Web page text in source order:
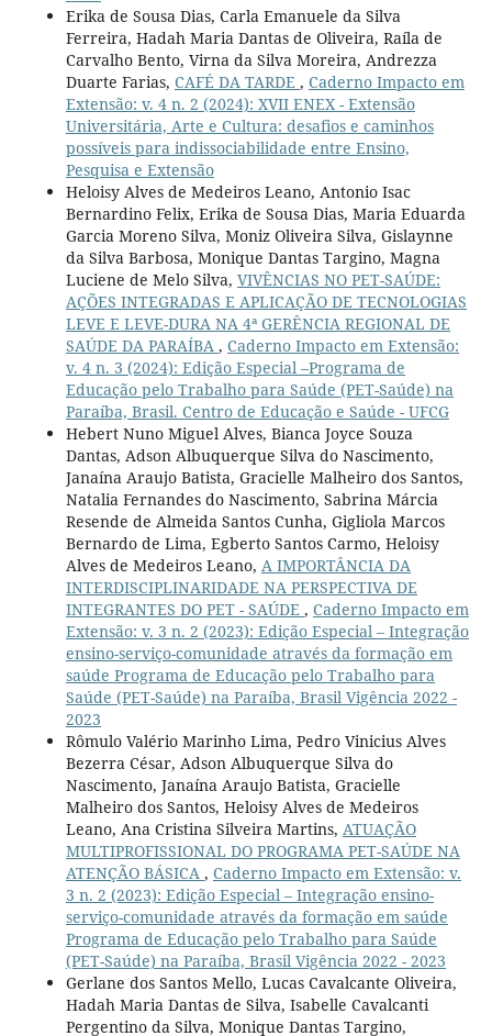
Erika de Sousa Dias, Carla Emanuele da Silva
Ferreira, Hadah Maria Dantas de Oliveira, Raíla de
Carvalho Bento, Virna da Silva Moreira, Andrezza
Duarte Farias, CAFÉ DA TARDE , Caderno Impacto em
Extensão: v. 4 n. 2 (2024): XVII ENEX - Extensão
Universitária, Arte e Cultura: desafios e caminhos
possíveis para indissociabilidade entre Ensino,
Pesquisa e Extensão
Heloisy Alves de Medeiros Leano, Antonio Isac
Bernardino Felix, Erika de Sousa Dias, Maria Eduarda
Garcia Moreno Silva, Moniz Oliveira Silva, Gislaynne
da Silva Barbosa, Monique Dantas Targino, Magna
Luciene de Melo Silva, VIVÊNCIAS NO PET-SAÚDE:
AÇÕES INTEGRADAS E APLICAÇÃO DE TECNOLOGIAS
LEVE E LEVE-DURA NA 4ª GERÊNCIA REGIONAL DE
SAÚDE DA PARAÍBA , Caderno Impacto em Extensão:
v. 4 n. 3 (2024): Edição Especial –Programa de
Educação pelo Trabalho para Saúde (PET-Saúde) na
Paraíba, Brasil. Centro de Educação e Saúde - UFCG
Hebert Nuno Miguel Alves, Bianca Joyce Souza
Dantas, Adson Albuquerque Silva do Nascimento,
Janaína Araujo Batista, Gracielle Malheiro dos Santos,
Natalia Fernandes do Nascimento, Sabrina Márcia
Resende de Almeida Santos Cunha, Gigliola Marcos
Bernardo de Lima, Egberto Santos Carmo, Heloisy
Alves de Medeiros Leano, A IMPORTÂNCIA DA
INTERDISCIPLINARIDADE NA PERSPECTIVA DE
INTEGRANTES DO PET - SAÚDE , Caderno Impacto em
Extensão: v. 3 n. 2 (2023): Edição Especial – Integração
ensino-serviço-comunidade através da formação em
saúde Programa de Educação pelo Trabalho para
Saúde (PET-Saúde) na Paraíba, Brasil Vigência 2022 -
2023
Rômulo Valério Marinho Lima, Pedro Vinicius Alves
Bezerra César, Adson Albuquerque Silva do
Nascimento, Janaína Araujo Batista, Gracielle
Malheiro dos Santos, Heloisy Alves de Medeiros
Leano, Ana Cristina Silveira Martins, ATUAÇÃO
MULTIPROFISSIONAL DO PROGRAMA PET-SAÚDE NA
ATENÇÃO BÁSICA , Caderno Impacto em Extensão: v.
3 n. 2 (2023): Edição Especial – Integração ensino-
serviço-comunidade através da formação em saúde
Programa de Educação pelo Trabalho para Saúde
(PET-Saúde) na Paraíba, Brasil Vigência 2022 - 2023
Gerlane dos Santos Mello, Lucas Cavalcante Oliveira,
Hadah Maria Dantas de Silva, Isabelle Cavalcanti
Pergentino da Silva, Monique Dantas Targino,